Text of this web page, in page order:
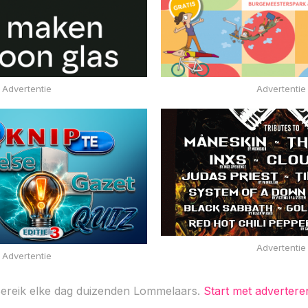
Advertentie Advertentie
Advertentie
Advertentie
elke dag duizenden Lommelaars. Start met